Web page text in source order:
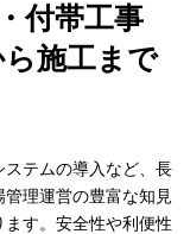
付帯工事
施工まで
ステムの導入など、長
理運営の豊富な知見
ます。安全性や利便性